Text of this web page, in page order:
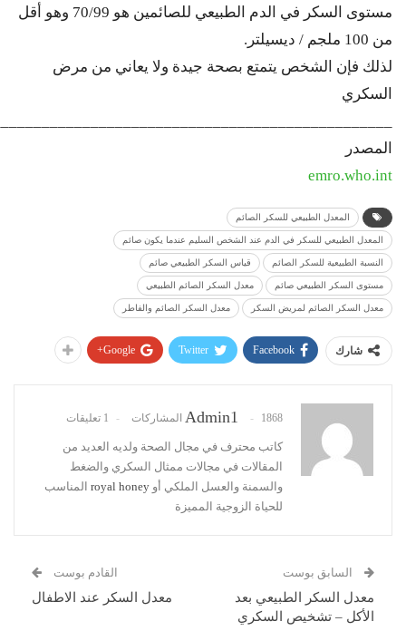
مستوى السكر في الدم الطبيعي للصائمين هو 70/99 وهو أقل
من 100 ملجم / ديسيلتر.
لذلك فإن الشخص يتمتع بصحة جيدة ولا يعاني من مرض
السكري
المصدر
emro.who.int
المعدل الطبيعي للسكر الصائم
المعدل الطبيعي للسكر في الدم عند الشخص السليم عندما يكون صائم
النسبة الطبيعية للسكر الصائم قياس السكر الطبيعي صائم
مستوى السكر الطبيعي صائم معدل السكر الصائم الطبيعي
معدل السكر الصائم لمريض السكر معدل السكر الصائم والفاطر
شارك Facebook
Twitter
Google+
Admin1 1868 المشاركات 1 تعليقات
كاتب محترف في مجال الصحة ولديه العديد من
المقالات في مجالات ممثال السكري والضغط
والسمنة والعسل الملكي أو royal honey المناسب
للحياة الزوجية المميزة
السابق بوست
معدل السكر الطبيعي بعد
الأكل – تشخيص السكري
القادم بوست
معدل السكر عند الاطفال